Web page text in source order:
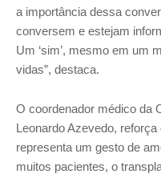
a importância dessa
conversem e estejam
Um ‘sim’, mesmo em um
vidas”, destaca.
O coordenador médico da
Leonardo Azevedo,
representa um gesto de
muitos pacientes, o